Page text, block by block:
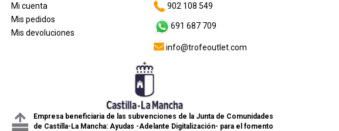
Mi cuenta
Mis pedidos
Mis devoluciones
902 108 549
691 687 709
info@trofeoutlet.com
Empresa beneficiaria de las subvenciones de la Junta de Comunidades
de Castilla-La Mancha: Ayudas -Adelante Digitalización- para el fomento